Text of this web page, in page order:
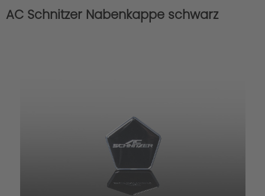
AC Schnitzer Nabenkappe schwarz